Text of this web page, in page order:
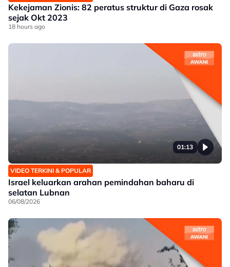
Kekejaman Zionis: 82 peratus struktur di Gaza rosak
sejak Okt 2023
18 hours ago
01:13
VIDEO TERKINI & POPULAR
Israel keluarkan arahan pemindahan baharu di
selatan Lubnan
06/08/2026